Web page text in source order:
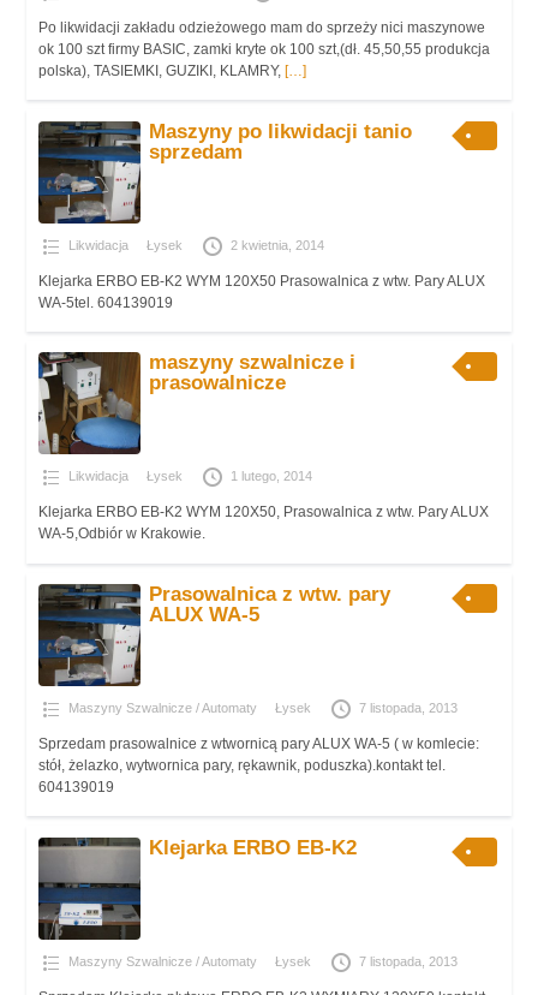
Po likwidacji zakładu odzieżowego mam do sprzeży nici maszynowe
ok 100 szt firmy BASIC, zamki kryte ok 100 szt,(dł. 45,50,55 produkcja
polska), TASIEMKI, GUZIKI, KLAMRY, […]
Maszyny po likwidacji tanio
sprzedam
Likwidacja Łysek 2 kwietnia, 2014
Klejarka ERBO EB-K2 WYM 120X50 Prasowalnica z wtw. Pary ALUX
WA-5tel. 604139019
maszyny szwalnicze i
prasowalnicze
Likwidacja Łysek 1 lutego, 2014
Klejarka ERBO EB-K2 WYM 120X50, Prasowalnica z wtw. Pary ALUX
WA-5,Odbiór w Krakowie.
Prasowalnica z wtw. pary
ALUX WA-5
Maszyny Szwalnicze / Automaty Łysek 7 listopada, 2013
Sprzedam prasowalnice z wtwornicą pary ALUX WA-5 ( w komlecie:
stół, żelazko, wytwornica pary, rękawnik, poduszka).kontakt tel.
604139019
Klejarka ERBO EB-K2
Maszyny Szwalnicze / Automaty Łysek 7 listopada, 2013